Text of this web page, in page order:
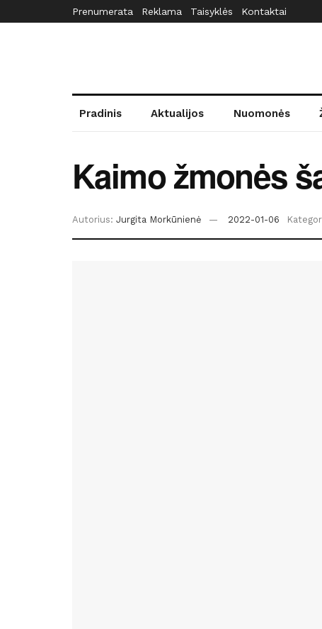
Prenumerata Reklama Taisyklės Kontaktai
Pradinis Aktualijos Nuomonės
Kaimo žmonės
Autorius: Jurgita Morkūnienė 2022-01-06